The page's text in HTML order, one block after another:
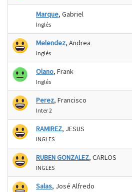
Marque, Gabriel
Inglés
Melendez, Andrea
Inglés
Olano, Frank
Inglés
Perez, Francisco
Inter 2
RAMIREZ, JESUS
INGLES
RUBEN GONZALEZ, CARLOS
INGLES
Salas, José Alfredo